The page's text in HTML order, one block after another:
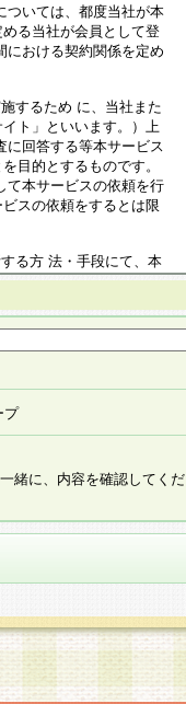
ついては、都度当社が本
る当社が会員として登
における契約関係を定め
するため に、当社また
ト」といいます。）上
に回答する等本サービス
目的とするものです。
て本サービスの依頼を行
スの依頼をするとは限
る方 法・手段にて、本
。改定後の本規約等
については、会員に対
い時期をもってその効
思で提 供いただいたも
提供を希望されない場
ないことによって、当
とを予めご了承くださ
追加・ 利用停止等を求
に限り、法令に準拠し
完了し、当社が承認した
プ
緒に、内容を確認してくだ